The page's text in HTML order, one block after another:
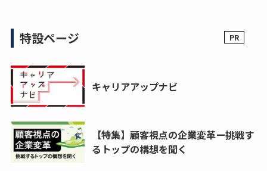
特設ページ
キャリアアップナビ
【特集】顧客視点の企業変革ー挑戦す
るトップの構想を聞く